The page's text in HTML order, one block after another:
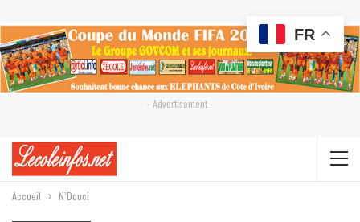
- Advertisement -
Accueil N’Douci
FR